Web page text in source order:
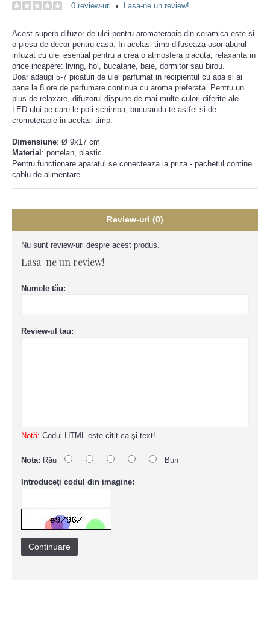
0 review-uri • Lasa-ne un review!
Acest superb difuzor de ulei pentru aromaterapie din ceramica este si
o piesa de decor pentru casa. In acelasi timp difuseaza usor aburul
infuzat cu ulei esential pentru a crea o atmosfera placuta, relaxanta in
orice incapere: living, hol, bucatarie, baie, dormitor sau birou.
Doar adaugi 5-7 picaturi de ulei parfumat in recipientul cu apa si ai
pana la 8 ore de parfumare continua cu aroma preferata. Pentru un
plus de relaxare, difuzorul dispune de mai multe culori diferite ale
LED-ului pe care le poti schimba, bucurandu-te astfel si de
cromoterapie in acelasi timp.
Dimensiune: Ø 9x17 cm
Material : portelan, plastic
Pentru functionare aparatul se conecteaza la priza - pachetul contine
cablu de alimentare.
Review-uri (0)
Nu sunt review-uri despre acest produs.
Lasa-ne un review!
Numele tău:
Review-ul tau:
Notă: Codul HTML este citit ca şi text!
Nota: Rău Bun
Introduceţi codul din imagine:
Continuare